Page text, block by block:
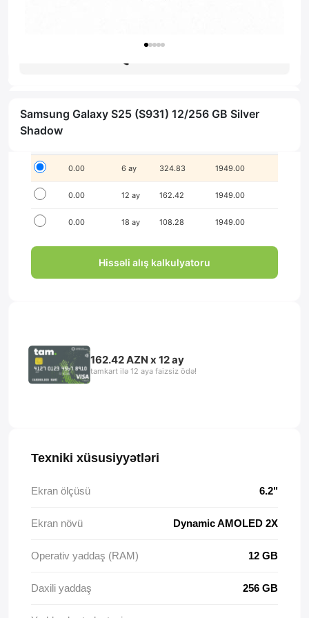
Samsung Galaxy S25 (S931) 12/256 GB Silver
Shadow
İlkin ödənişsiz hissə-hissə ödə!
0.00 6 ay 324.83 1949.00
0.00 12 ay 162.42 1949.00
0.00 18 ay 108.28 1949.00
Hissəli alış kalkulyatoru
162.42 AZN x 12 ay
tamkart ilə 12 aya faizsiz ödə!
Texniki xüsusiyyətləri
Ekran ölçüsü 6.2"
Ekran növü Dynamic AMOLED 2Х
Operativ yaddaş (RAM) 12 GB
Daxili yaddaş 256 GB